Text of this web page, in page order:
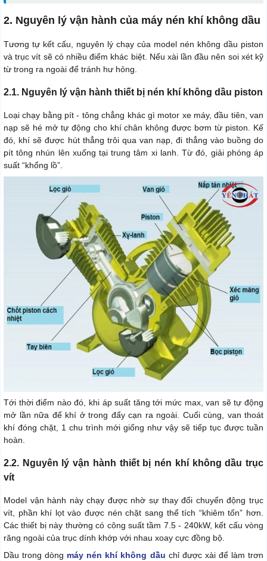
2. Nguyên lý vận hành của máy nén khí không dầu
Tương tự kết cấu, nguyên lý chạy của model nén không dầu piston
và trục vít sẽ có nhiều điểm khác biệt. Nếu xài lần đầu nên soi xét kỹ
từ trong ra ngoài để tránh hư hỏng.
2.1. Nguyên lý vận hành thiết bị nén khí không dầu piston
Loại chạy bằng pít - tông chẳng khác gì motor xe máy, đầu tiên, van
nạp sẽ hé mở tự động cho khí chân không được bơm từ piston. Kế
đó, khí sẽ được hút thẳng trôi qua van nạp, đi thẳng vào buồng do
pít tông nhún lên xuống tại trung tâm xi lanh. Từ đó, giải phóng áp
suất “khổng lồ”.
Tới thời điểm nào đó, khi áp suất tăng tới mức max, van sẽ tự động
mở lần nữa để khí ở trong đẩy cạn ra ngoài. Cuối cùng, van thoát
khí đóng chặt, 1 chu trình mới giống như vậy sẽ tiếp tục được tuần
hoàn.
2.2. Nguyên lý vận hành thiết bị nén khí không dầu trục
vít
Model vận hành này chạy được nhờ sự thay đổi chuyển động trục
vít, phần khí lọt vào được nén chặt sang thể tích “khiêm tốn” hơn.
Các thiết bị này thường có công suất tầm 7.5 - 240kW, kết cấu vòng
răng ngoài của trục dính khớp với nhau xoay cực đồng bộ.
Dầu trong dòng máy nén khí không dầu chỉ được xài để làm trơn